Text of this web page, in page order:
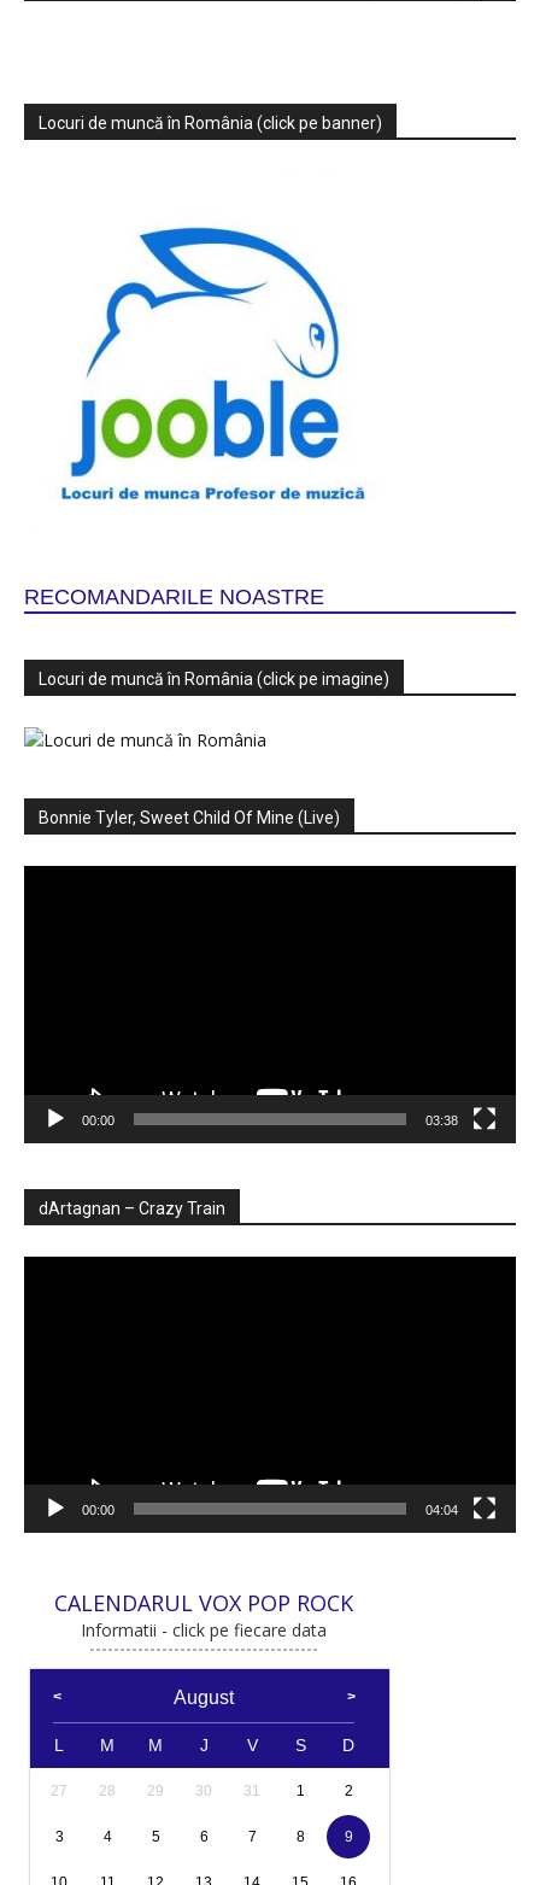
Locuri de muncă în România (click pe banner)
RECOMANDARILE NOASTRE
Locuri de muncă în România (click pe imagine)
Bonnie Tyler, Sweet Child Of Mine (Live)
00:00 03:38
dArtagnan – Crazy Train
00:00 04:04
CALENDARUL VOX POP ROCK
Informatii - click pe fiecare data
August
L M M J V S D
27 28 29 30 31 1 2
3 4 5 6 7 8 9